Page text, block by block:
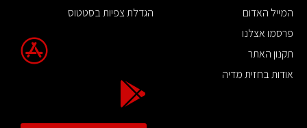
המייל האדום
פרסמו אצלנו
תקנון האתר
אודות בחזית מדיה
הגדלת צפיות בסטטוס